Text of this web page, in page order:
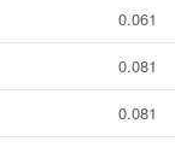
0.061
0.081
0.081